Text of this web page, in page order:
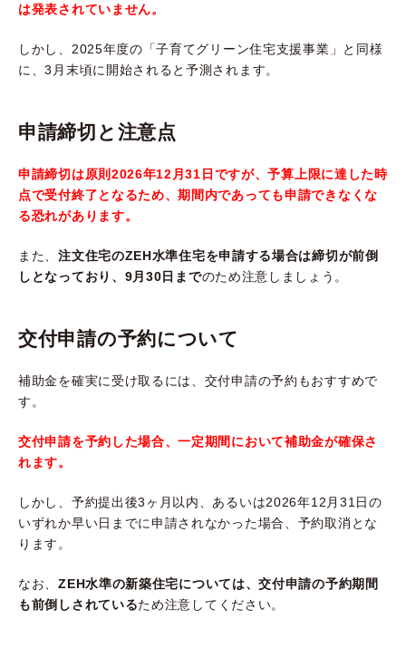
は発表されていません。
しかし、2025年度の「子育てグリーン住宅支援事業」と同様
に、3月末頃に開始されると予測されます。
申請締切と注意点
申請締切は原則2026年12月31日ですが、予算上限に達した時
点で受付終了となるため、期間内であっても申請できなくな
る恐れがあります。
また、注文住宅のZEH水準住宅を申請する場合は締切が前倒
しとなっており、9月30日までのため注意しましょう。
交付申請の予約について
補助金を確実に受け取るには、交付申請の予約もおすすめで
す。
交付申請を予約した場合、一定期間において補助金が確保さ
れます。
しかし、予約提出後3ヶ月以内、あるいは2026年12月31日の
いずれか早い日までに申請されなかった場合、予約取消とな
ります。
なお、ZEH水準の新築住宅については、交付申請の予約期間
も前倒しされているため注意してください。